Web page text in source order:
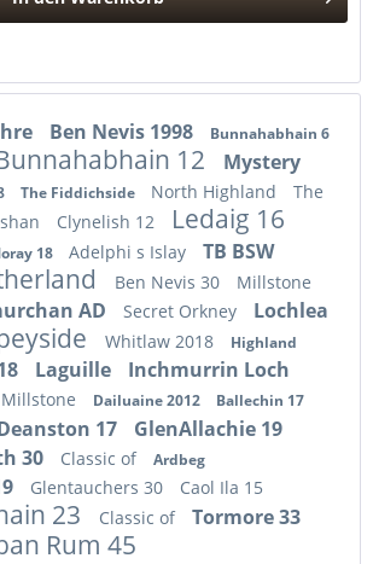
Ben Nevis 1998 Bunnahabhain 6
12
Mystery
The Fiddichside North Highland
The
Clynelish 12
Ledaig 16
18 Adelphi s Islay
TB BSW
Ben Nevis 30
Millstone
AD Secret Orkney
Lochlea
Whitlaw 2018 Highland
Laguille
Inchmurrin Loch
Millstone Dailuaine 2012 Ballechin 17
17
GlenAllachie 19
30
Classic of Ardbeg
Glentauchers 30 Caol Ila 15
23 Classic of Tormore 33
Rum 45